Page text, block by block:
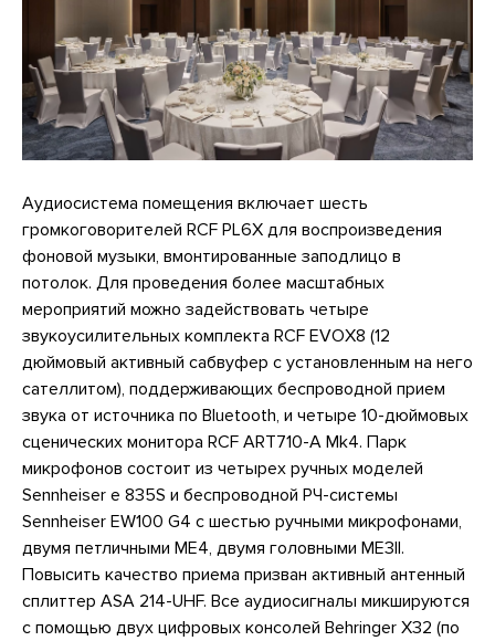
Аудиосистема помещения включает шесть
громкоговорителей RCF PL6X для воспроизведения
фоновой музыки, вмонтированные заподлицо в
потолок. Для проведения более масштабных
мероприятий можно задействовать четыре
звукоусилительных комплекта RCF EVOX8 (12
дюймовый активный сабвуфер с установленным на него
сателлитом), поддерживающих беспроводной прием
звука от источника по Bluetooth, и четыре 10-дюймовых
сценических монитора RCF ART710-A Mk4. Парк
микрофонов состоит из четырех ручных моделей
Sennheiser e 835S и беспроводной РЧ-системы
Sennheiser EW100 G4 с шестью ручными микрофонами,
двумя петличными ME4, двумя головными ME3II.
Повысить качество приема призван активный антенный
сплиттер ASA 214-UHF. Все аудиосигналы микшируются
с помощью двух цифровых консолей Behringer X32 (по